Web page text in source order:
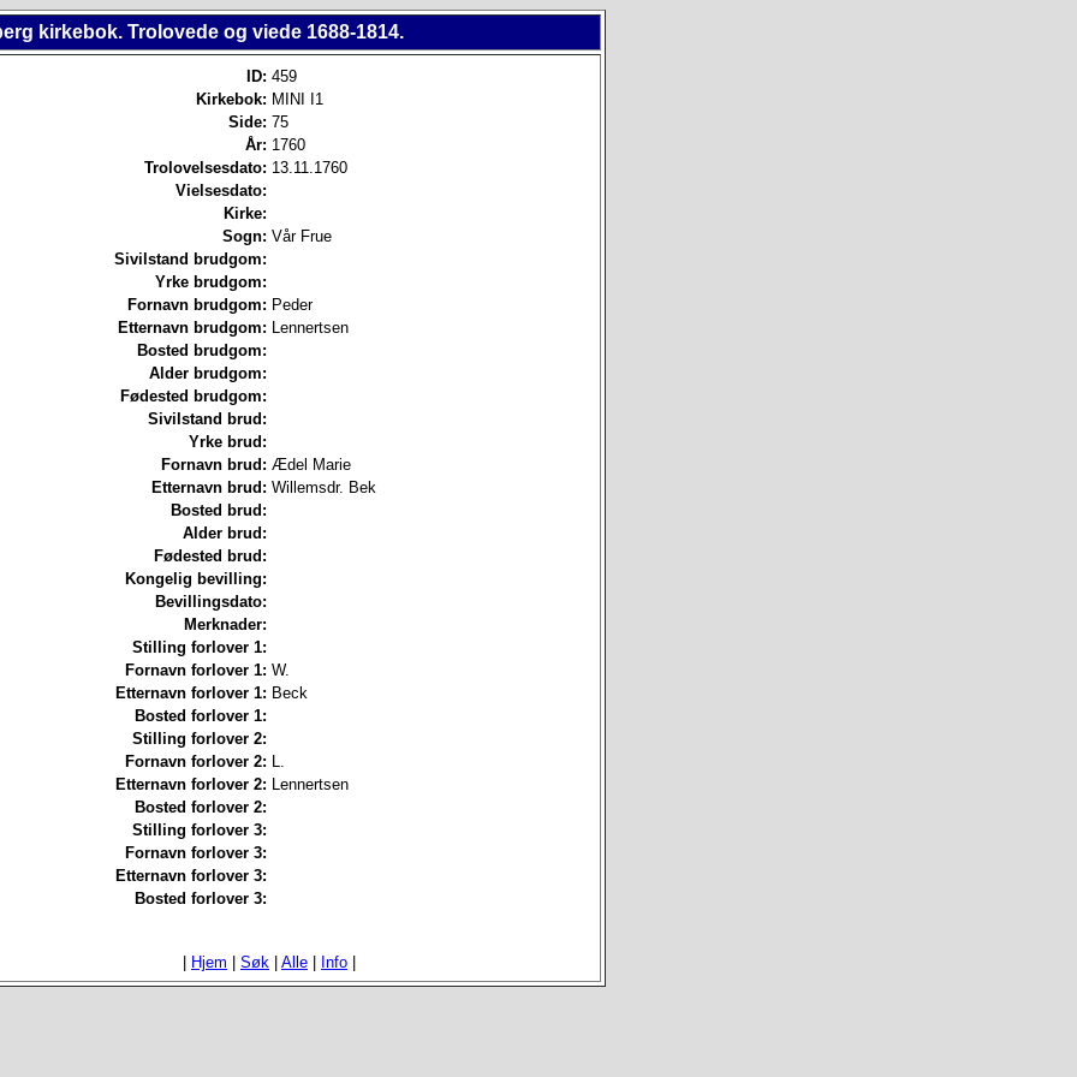
kirkebok. Trolovede og viede 1688-1814.
ID: 459
Kirkebok: MINI I1
Side: 75
År: 1760
Trolovelsesdato: 13.11.1760
Vielsesdato:
Kirke:
Sogn: Vår Frue
Sivilstand brudgom:
Yrke brudgom:
Fornavn brudgom: Peder
Etternavn brudgom: Lennertsen
Bosted brudgom:
Alder brudgom:
Fødested brudgom:
Sivilstand brud:
Yrke brud:
Fornavn brud: Ædel Marie
Etternavn brud: Willemsdr. Bek
Bosted brud:
Alder brud:
Fødested brud:
Kongelig bevilling:
Bevillingsdato:
Merknader:
Stilling forlover 1:
Fornavn forlover 1: W.
Etternavn forlover 1: Beck
Bosted forlover 1:
Stilling forlover 2:
Fornavn forlover 2: L.
Etternavn forlover 2: Lennertsen
Bosted forlover 2:
Stilling forlover 3:
Fornavn forlover 3:
Etternavn forlover 3:
Bosted forlover 3:
Hjem Søk Alle Info